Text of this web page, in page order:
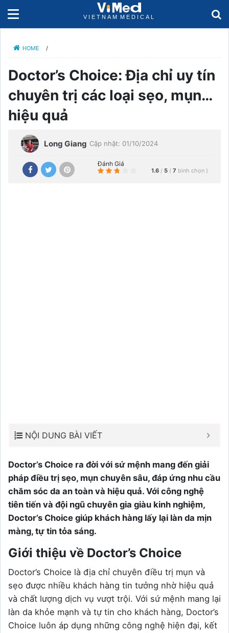
HOME /
Doctor’s Choice: Địa chỉ uy tín
chuyên trị các loại sẹo, mụn…
hiệu quả
Long Giang Cập nhật: 01/10/2024
Đánh Giá
1.6 / 5 ( 7 bình chọn )
NỘI DUNG BÀI VIẾT
Doctor’s Choice ra đời với sứ mệnh mang đến giải
pháp điều trị sẹo, mụn chuyên sâu, đáp ứng nhu cầu
chăm sóc da an toàn và hiệu quả. Với công nghệ
tiên tiến và đội ngũ chuyên gia giàu kinh nghiệm,
Doctor’s Choice giúp khách hàng lấy lại làn da mịn
màng, tự tin tỏa sáng.
Giới thiệu về Doctor’s Choice
Doctor’s Choice là địa chỉ chuyên điều trị mụn và
sẹo được nhiều khách hàng tin tưởng nhờ hiệu quả
và chất lượng dịch vụ vượt trội. Với sứ mệnh mang lại
làn da khỏe mạnh và tự tin cho khách hàng, Doctor’s
Choice luôn áp dụng những công nghệ hiện đại, kết